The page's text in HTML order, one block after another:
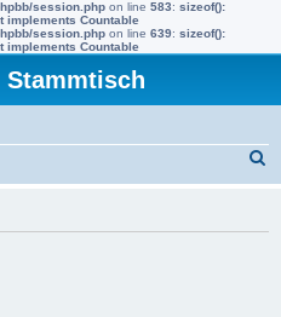
session.php on line 583: sizeof():
implements Countable
session.php on line 639: sizeof():
implements Countable
Stammtisch